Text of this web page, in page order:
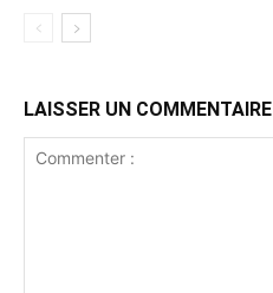
LAISSER UN COMMENTAIRE